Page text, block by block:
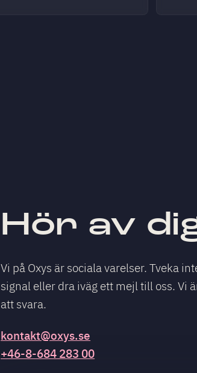
Hör av
Vi på Oxys är sociala varelser. Tveka
signal eller dra iväg ett mejl till oss. Vi
att svara.
kontakt@oxys.se
+46-8-684 283 00